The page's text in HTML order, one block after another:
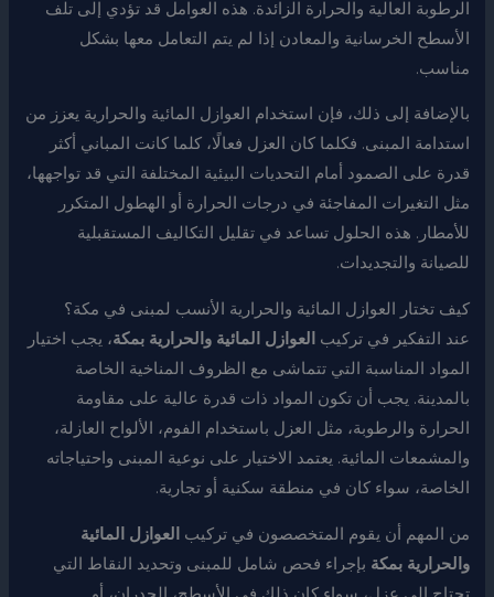
الرطوبة العالية والحرارة الزائدة. هذه العوامل قد تؤدي إلى تلف
الأسطح الخرسانية والمعادن إذا لم يتم التعامل معها بشكل
مناسب.
بالإضافة إلى ذلك، فإن استخدام العوازل المائية والحرارية يعزز من
استدامة المبنى. فكلما كان العزل فعالًا، كلما كانت المباني أكثر
قدرة على الصمود أمام التحديات البيئية المختلفة التي قد تواجهها،
مثل التغيرات المفاجئة في درجات الحرارة أو الهطول المتكرر
للأمطار. هذه الحلول تساعد في تقليل التكاليف المستقبلية
للصيانة والتجديدات.
كيف تختار العوازل المائية والحرارية الأنسب لمبنى في مكة؟
عند التفكير في تركيب العوازل المائية والحرارية بمكة، يجب اختيار
المواد المناسبة التي تتماشى مع الظروف المناخية الخاصة
بالمدينة. يجب أن تكون المواد ذات قدرة عالية على مقاومة
الحرارة والرطوبة، مثل العزل باستخدام الفوم، الألواح العازلة،
والمشمعات المائية. يعتمد الاختيار على نوعية المبنى واحتياجاته
الخاصة، سواء كان في منطقة سكنية أو تجارية.
من المهم أن يقوم المتخصصون في تركيب العوازل المائية
والحرارية بمكة بإجراء فحص شامل للمبنى وتحديد النقاط التي